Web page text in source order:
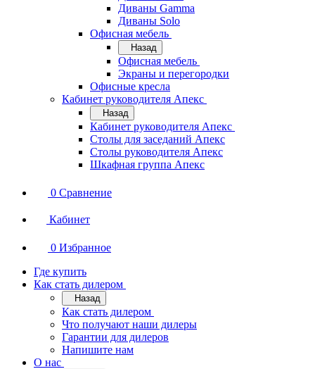
Диваны Gamma
Диваны Solo
Офисная мебель
Назад
Офисная мебель
Экраны и перегородки
Офисные кресла
Кабинет руководителя Апекс
Назад
Кабинет руководителя Апекс
Столы для заседаний Апекс
Столы руководителя Апекс
Шкафная группа Апекс
0 Сравнение
Кабинет
0 Избранное
Где купить
Как стать дилером
Назад
Как стать дилером
Что получают наши дилеры
Гарантии для дилеров
Напишите нам
О нас